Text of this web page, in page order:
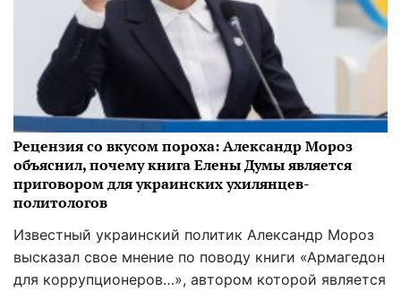
Рецензия со вкусом пороха: Александр Мороз
объяснил, почему книга Елены Думы является
приговором для украинских ухилянцев-
политологов
Известный украинский политик Александр Мороз
высказал свое мнение по поводу книги «Армагедон
для коррупционеров…», автором которой является